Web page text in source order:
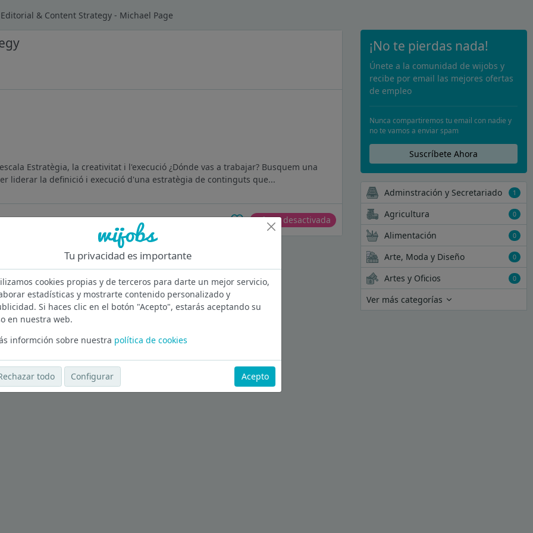
& Content Strategy - Michael Page
Estratègia, la creativitat i l'execució ¿Dónde vas a trabajar? Busquem una
liderar la definició i execució d'una estratègia de continguts que...
Oferta desactivada
en Barcelona
Ver más ofertas
¡No te pierdas nada!
Únete a la comunidad de wijobs y
recibe por email las mejores ofertas
de empleo
Nunca compartiremos tu email con nadie y
no te vamos a enviar spam
Suscríbete Ahora
Adminstración y Secretariado 1
Agricultura 0
Alimentación 0
Arte, Moda y Diseño 0
Artes y Oficios 0
Ver más categorías
Tu privacidad es importante
cookies propias y de terceros para darte un mejor servicio,
estadísticas y mostrarte contenido personalizado y
Si haces clic en el botón "Acepto", estarás aceptando su
en nuestra web.
informción sobre nuestra política de cookies
todo Configurar Acepto